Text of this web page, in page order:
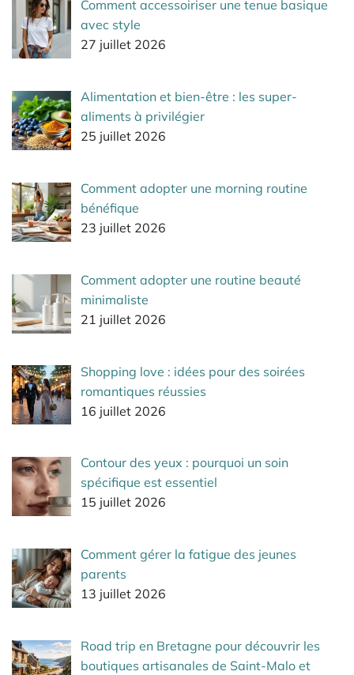
Comment accessoiriser une tenue basique
avec style
27 juillet 2026
Alimentation et bien-être : les super-
aliments à privilégier
25 juillet 2026
Comment adopter une morning routine
bénéfique
23 juillet 2026
Comment adopter une routine beauté
minimaliste
21 juillet 2026
Shopping love : idées pour des soirées
romantiques réussies
16 juillet 2026
Contour des yeux : pourquoi un soin
spécifique est essentiel
15 juillet 2026
Comment gérer la fatigue des jeunes
parents
13 juillet 2026
Road trip en Bretagne pour découvrir les
boutiques artisanales de Saint-Malo et